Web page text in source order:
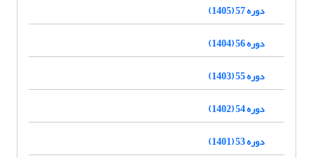
دوره 57 (1405)
دوره 56 (1404)
دوره 55 (1403)
دوره 54 (1402)
دوره 53 (1401)